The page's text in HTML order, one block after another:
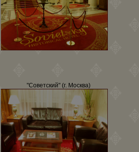
"Советский" (г. Москва)